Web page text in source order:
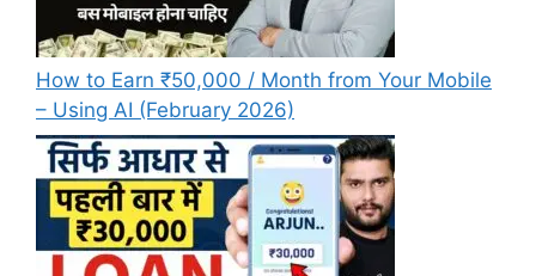
How to Earn ₹50,000 / Month from Your Mobile
– Using AI (February 2026)